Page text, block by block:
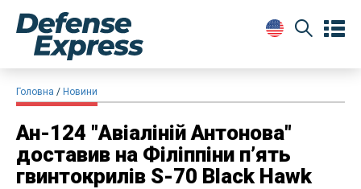
Головна Новини
Ан-124 "Авіаліній Антонова"
доставив на Філіппіни п’ять
гвинтокрилів S-70 Black Hawk